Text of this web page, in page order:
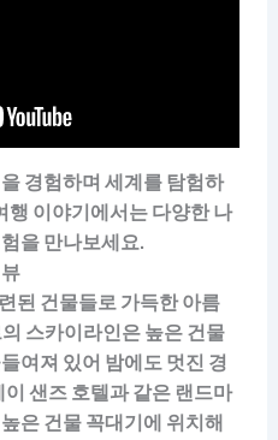
경험하며 세계를 탐험하
행 이야기에서는 다양한 나
을 만나보세요.
된 건물들로 가득한 아름
스카이라인은 높은 건물
여져 있어 밤에도 멋진 경
샌즈 호텔과 같은 랜드마
은 건물 꼭대기에 위치해